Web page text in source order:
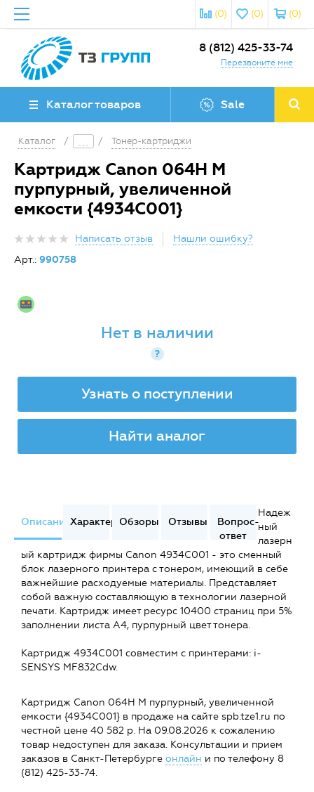
(0)
(0)
(0)
8 (812) 425-33-74
Перезвоните мне
Каталог товаров Sale
Каталог / / Тонер-картриджи
Картридж Canon 064H M
пурпурный, увеличенной
емкости {4934C001}
Написать отзыв
Нашли ошибку?
Арт.: 990758
Нет в наличии
?
Узнать о поступлении
Найти аналог
ОписаниеХарактеристики
Обзоры Отзывы
Вопрос-
ответ
Надеж
ный
лазерн
ый картридж фирмы Canon 4934C001 - это сменный
блок лазерного принтера с тонером, имеющий в себе
важнейшие расходуемые материалы. Представляет
собой важную составляющую в технологии лазерной
печати. Картридж имеет ресурс 10400 страниц при 5%
заполнении листа А4, пурпурный цвет тонера.
Картридж 4934C001 совместим c принтерами: i-
SENSYS MF832Cdw.
Картридж Canon 064H M пурпурный, увеличенной
емкости {4934C001} в продаже на сайте spb.tze1.ru по
честной цене 40 582 р. На 09.08.2026 к сожалению
товар недоступен для заказа. Консультации и прием
заказов в Санкт-Петербурге онлайн и по телефону 8
(812) 425-33-74.